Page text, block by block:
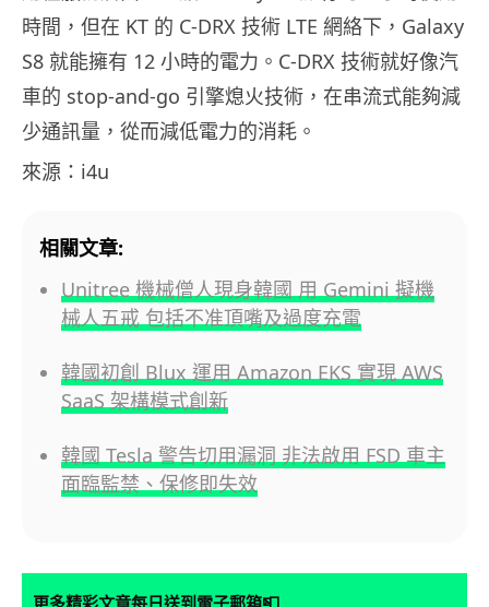
時間，但在 KT 的 C-DRX 技術 LTE 網絡下，Galaxy
S8 就能擁有 12 小時的電力。C-DRX 技術就好像汽
車的 stop-and-go 引擎熄火技術，在串流式能夠減
少通訊量，從而減低電力的消耗。
來源：i4u
相關文章:
Unitree 機械僧人現身韓國 用 Gemini 擬機
械人五戒 包括不准頂嘴及過度充電
韓國初創 Blux 運用 Amazon EKS 實現 AWS
SaaS 架構模式創新
韓國 Tesla 警告切用漏洞 非法啟用 FSD 車主
面臨監禁、保修即失效